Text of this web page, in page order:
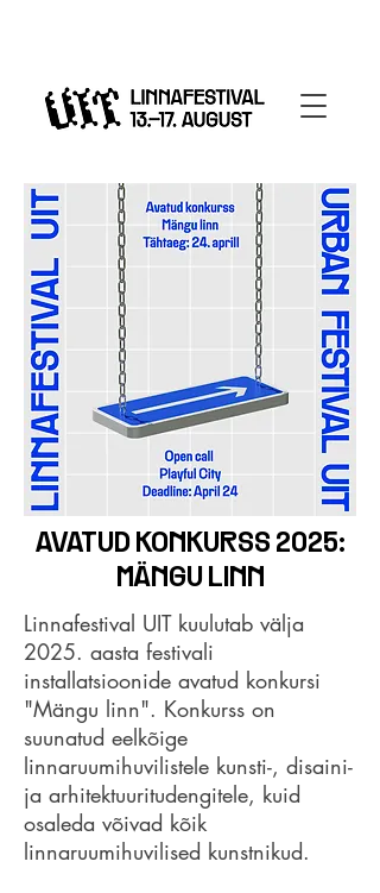
AVATUD KONKURSS 2025:
MÄNGU LINN
Linnafestival UIT kuulutab välja
2025. aasta festivali
installatsioonide avatud konkursi
"Mängu linn". Konkurss on
suunatud eelkõige
linnaruumihuvilistele kunsti-, disaini-
ja arhitektuuritudengitele, kuid
osaleda võivad kõik
linnaruumihuvilised kunstnikud.